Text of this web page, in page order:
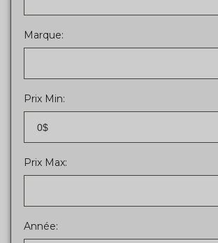
Marque:
Prix Min:
0$
Prix Max:
Année: